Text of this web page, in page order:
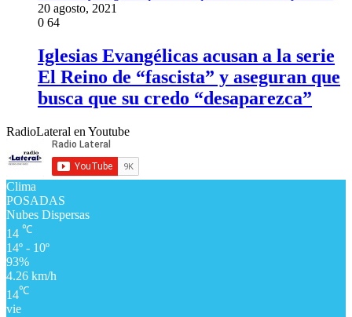
20 agosto, 2021
0 64
Iglesias Evangélicas acusan a la serie
El Reino de “fascista” y aseguran que
busca que su credo “desaparezca”
RadioLateral en Youtube
Clima
POSADAS
Nubes Dispersas
14 ℃
14º - 10º
93%
4.26 km/h
14℃
vie